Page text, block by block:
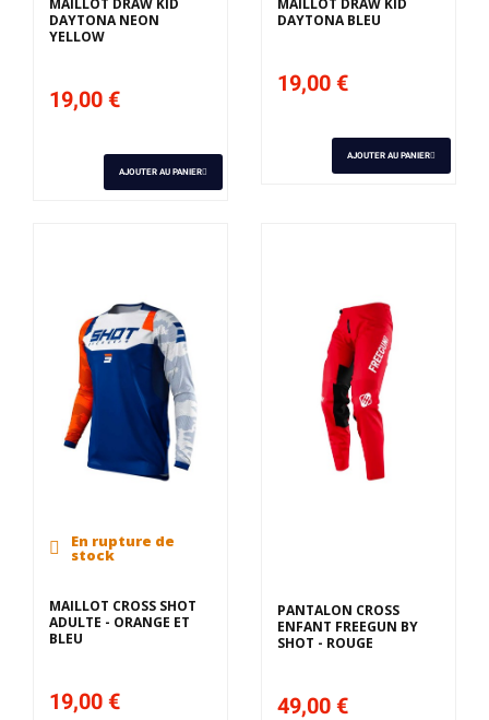
MAILLOT DRAW KID
DAYTONA NEON
YELLOW
19,00 €
AJOUTER AU PANIER
MAILLOT DRAW KID
DAYTONA BLEU
19,00 €
AJOUTER AU PANIER
En rupture de
stock
MAILLOT CROSS SHOT
ADULTE - ORANGE ET
BLEU
19,00 €
PANTALON CROSS
ENFANT FREEGUN BY
SHOT - ROUGE
49,00 €